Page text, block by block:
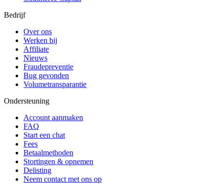
Bedrijf
Over ons
Werken bij
Affiliate
Nieuws
Fraudepreventie
Bug gevonden
Volumetransparantie
Ondersteuning
Account aanmaken
FAQ
Start een chat
Fees
Betaalmethoden
Stortingen & opnemen
Delisting
Neem contact met ons op